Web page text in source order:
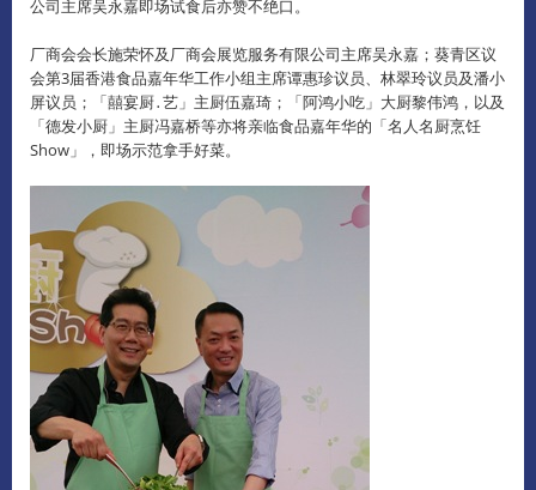
公司主席吴永嘉即场试食后亦赞不绝口。
厂商会会长施荣怀及厂商会展览服务有限公司主席吴永嘉；葵青区议
会第3届香港食品嘉年华工作小组主席谭惠珍议员、林翠玲议员及潘小
屏议员；「囍宴厨․艺」主厨伍嘉琦；「阿鸿小吃」大厨黎伟鸿，以及
「德发小厨」主厨冯嘉桥等亦将亲临食品嘉年华的「名人名厨烹饪
Show」，即场示范拿手好菜。